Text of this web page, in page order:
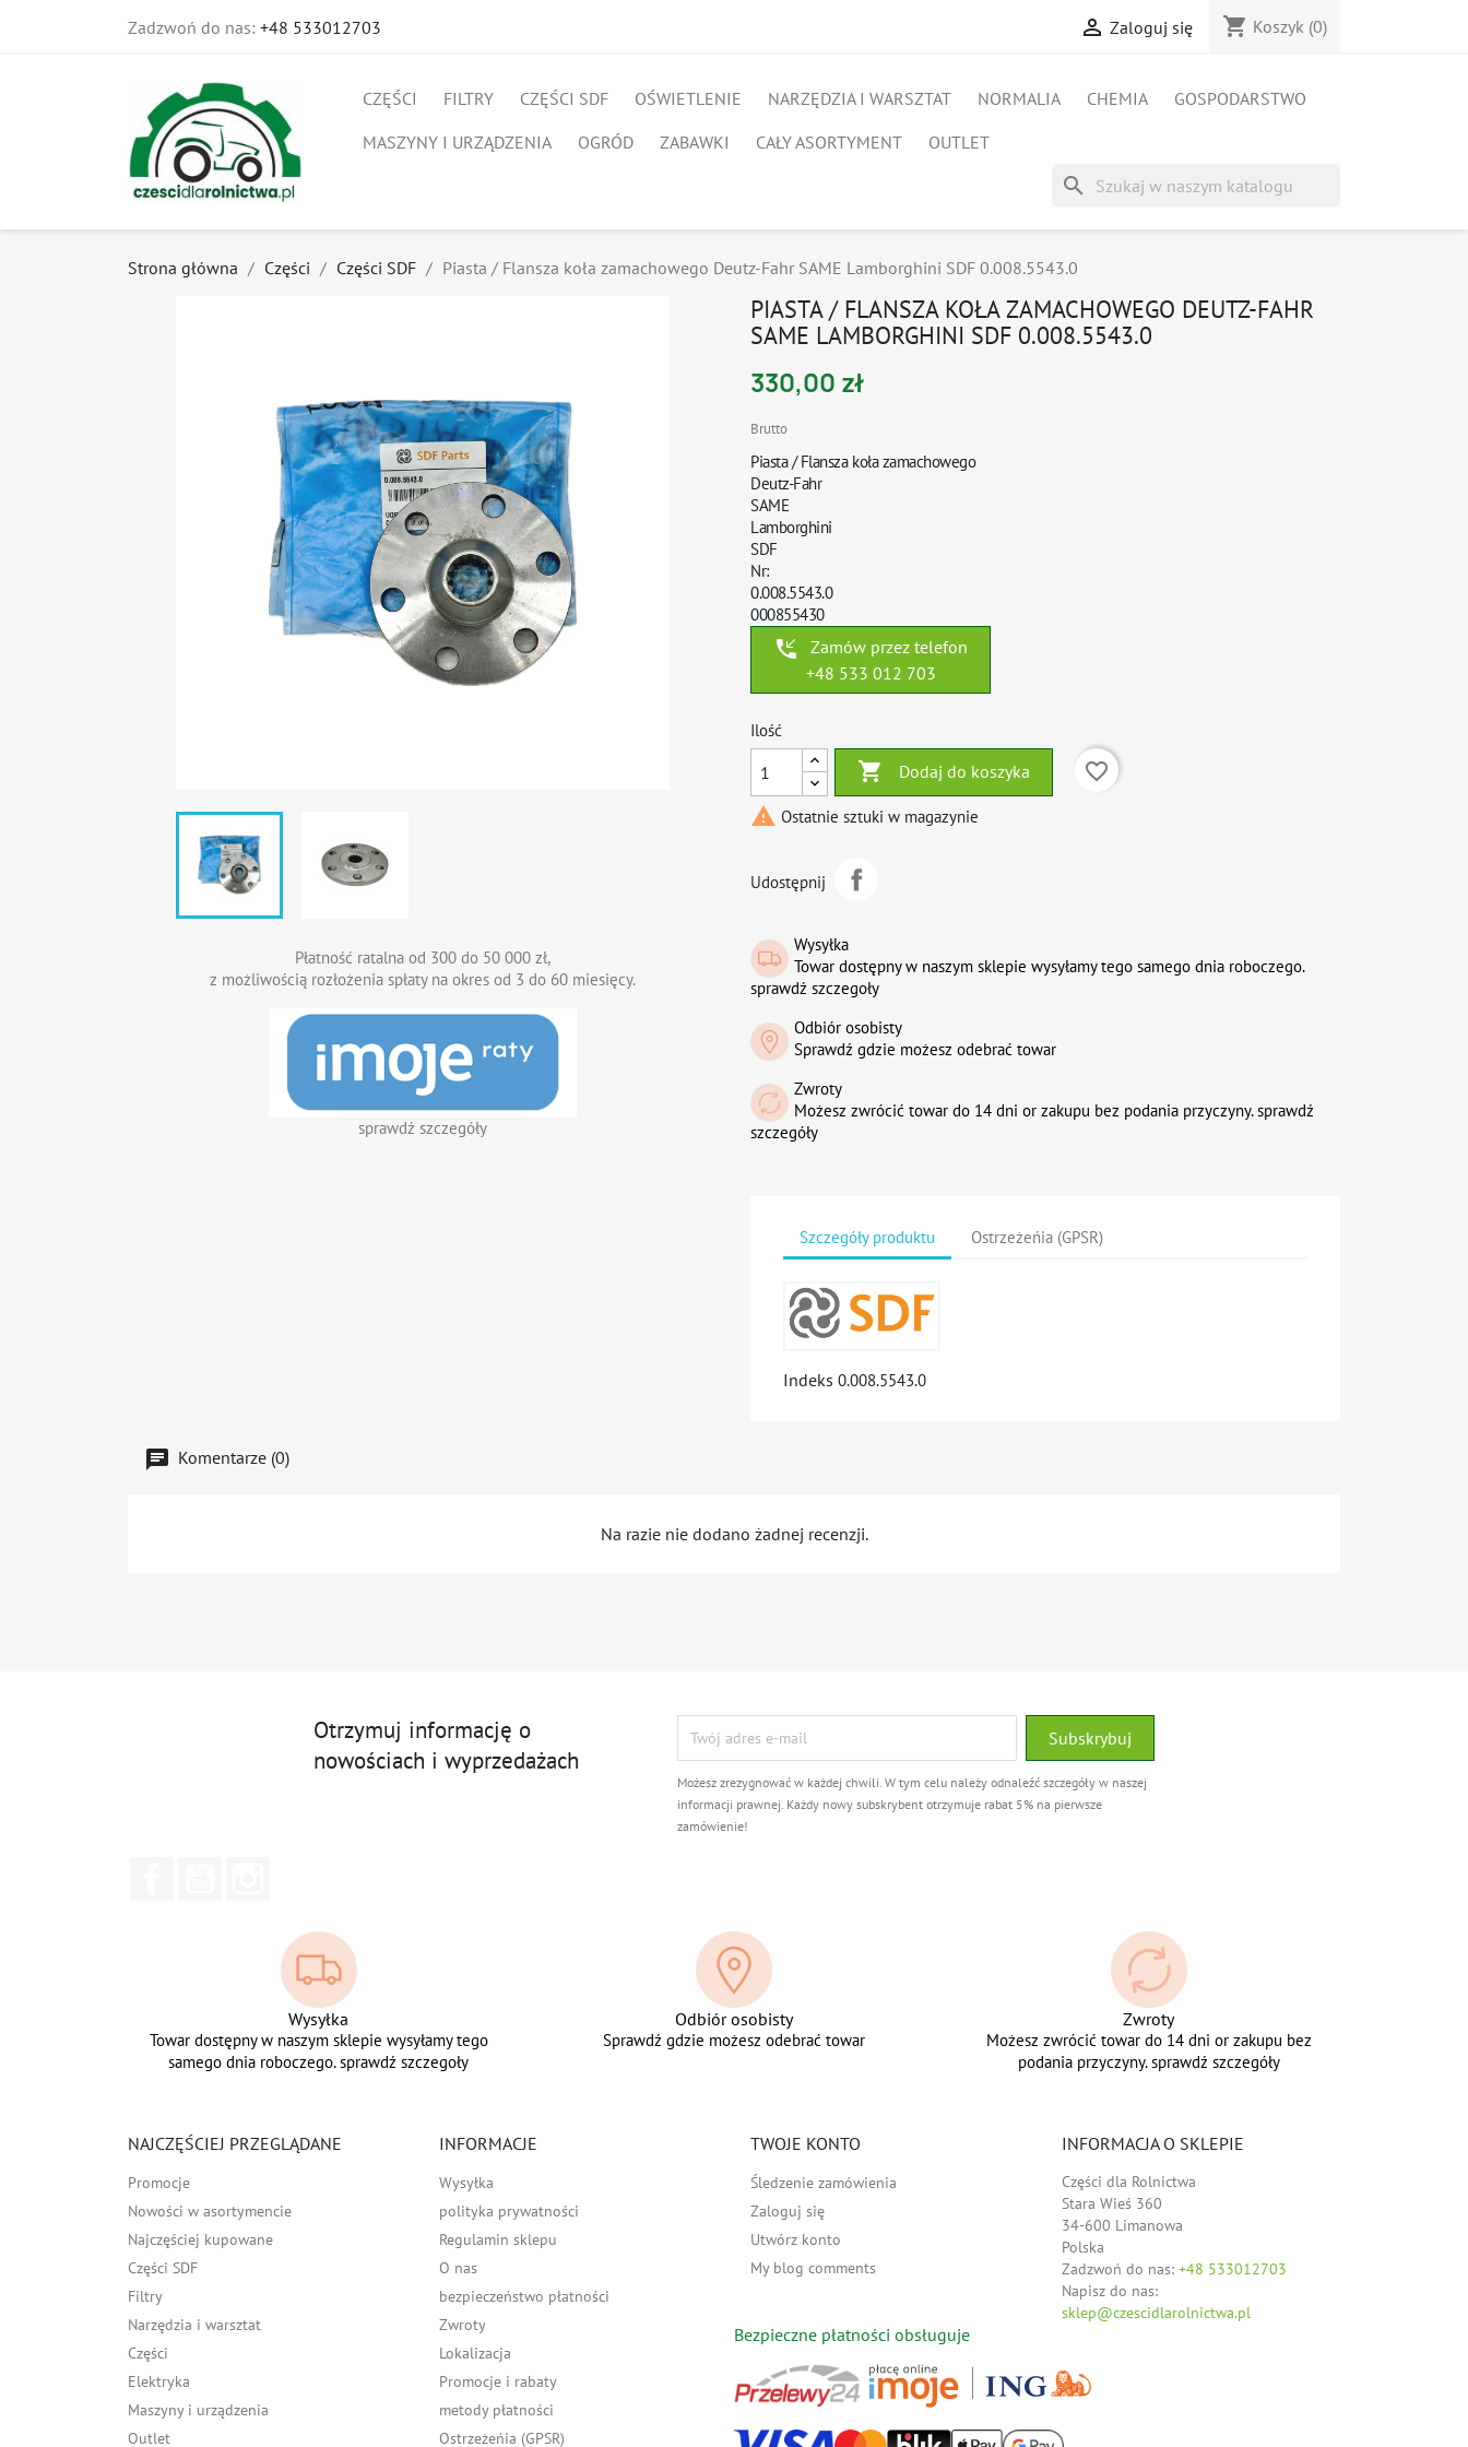
Zadzwoń do nas: +48 533012703  Zaloguj się shopping_cart Koszyk (0)
CZĘŚCI FILTRY CZĘŚCI SDF OŚWIETLENIE NARZĘDZIA I WARSZTAT NORMALIA CHEMIA
GOSPODARSTWO
MASZYNY I URZĄDZENIA
OGRÓD ZABAWKI CAŁY ASORTYMENT OUTLET
search
Strona główna Części Części SDF Piasta / Flansza koła zamachowego Deutz-Fahr SAME Lamborghini SDF 0.008.5543.0
Płatność ratalna od 300 do 50 000 zł,
z możliwością rozłożenia spłaty na okres od 3 do 60 miesięcy.
sprawdź szczegóły
PIASTA / FLANSZA KOŁA ZAMACHOWEGO DEUTZ-FAHR
SAME LAMBORGHINI SDF 0.008.5543.0
330,00 zł
Brutto
Piasta / Flansza koła zamachowego
Deutz-Fahr
SAME
Lamborghini
SDF
Nr:
0.008.5543.0
000855430
phone_callback
Zamów przez telefon
+48 533 012 703
Ilość
 Dodaj do koszyka
favorite_border
 Ostatnie sztuki w magazynie
Udostępnij
Wysyłka
Towar dostępny w naszym sklepie wysyłamy tego samego dnia roboczego.
sprawdź szczegoły
Odbiór osobisty
Sprawdź gdzie możesz odebrać towar
Zwroty
Możesz zwrócić towar do 14 dni or zakupu bez podania przyczyny. sprawdź
szczegóły
Szczegóły produktu Ostrzeżeńia (GPSR)
Indeks 0.008.5543.0
Komentarze (0)
Na razie nie dodano żadnej recenzji.
Otrzymuj informację o
nowościach i wyprzedażach
Możesz zrezygnować w każdej chwili. W tym celu należy odnaleźć szczegóły w naszej
informacji prawnej. Każdy nowy subskrybent otrzymuje rabat 5% na pierwsze
zamówienie!
Wysyłka
Towar dostępny w naszym sklepie wysyłamy tego
samego dnia roboczego. sprawdź szczegoły
Odbiór osobisty
Sprawdź gdzie możesz odebrać towar
Zwroty
Możesz zwrócić towar do 14 dni or zakupu bez
podania przyczyny. sprawdź szczegóły
NAJCZĘŚCIEJ PRZEGLĄDANE
Promocje
Nowości w asortymencie
Najczęściej kupowane
Części SDF
Filtry
Narzędzia i warsztat
Części
Elektryka
Maszyny i urządzenia
Outlet
INFORMACJE
Wysyłka
polityka prywatności
Regulamin sklepu
O nas
bezpieczeństwo płatności
Zwroty
Lokalizacja
Promocje i rabaty
metody płatności
Ostrzeżeńia (GPSR)
TWOJE KONTO
Śledzenie zamówienia
Zaloguj się
Utwórz konto
My blog comments
INFORMACJA O SKLEPIE
Części dla Rolnictwa
Stara Wieś 360
34-600 Limanowa
Polska
Zadzwoń do nas: +48 533012703
Napisz do nas:
sklep@czescidlarolnictwa.pl
Bezpieczne płatności obsługuje